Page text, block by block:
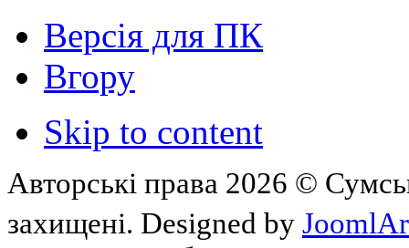
Версія для ПК
Вгору
Skip to content
Авторські права 2026 ©
захищені. Designed by